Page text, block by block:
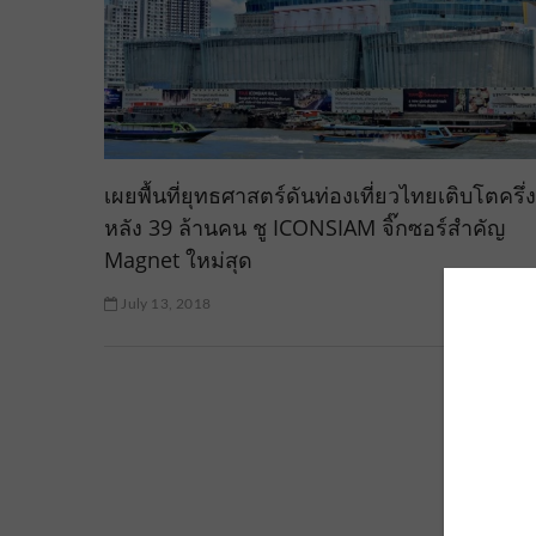
เผยพื้นที่ยุทธศาสตร์ดันท่องเที่ยวไทยเติบโตครึ่
หลัง 39 ล้านคน ชู ICONSIAM จิ๊กซอร์สำคัญ
Magnet ใหม่สุด
July 13, 2018